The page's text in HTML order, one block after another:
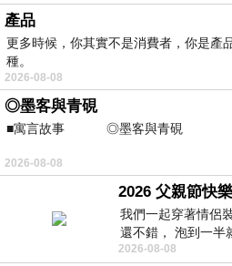
產品
更多時候，你其實不是消費者，你是產
種。
2026-08-08
◎墨客與青硯
■寓言故事 ◎墨客與青硯
⊕潘文良
的墨客，在京城的古玩肆裡
2026-08-08
2026 父親節快樂
我們一起穿著情侶
還不錯， 泡到一半
醒， 手
2026-08-08